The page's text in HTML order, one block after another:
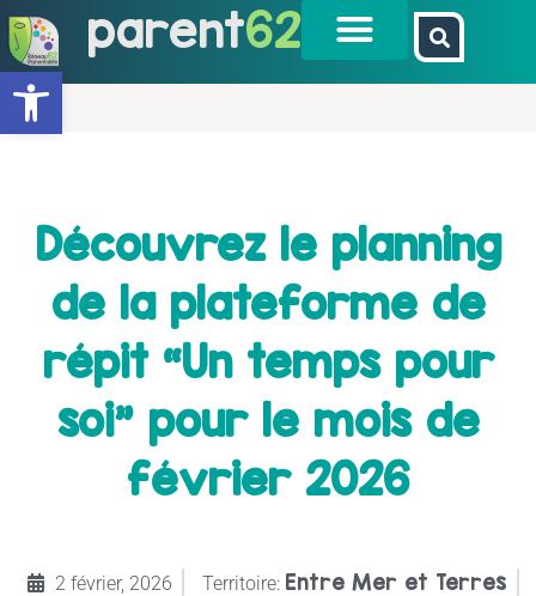
Ouvrir la barre d’outils
parent62
Découvrez le planning
de la plateforme de
répit “Un temps pour
soi” pour le mois de
février 2026
2 février, 2026 Territoire: Entre Mer et Terres